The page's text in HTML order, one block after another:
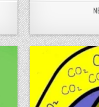
SĄ LASY DESZCZOWE